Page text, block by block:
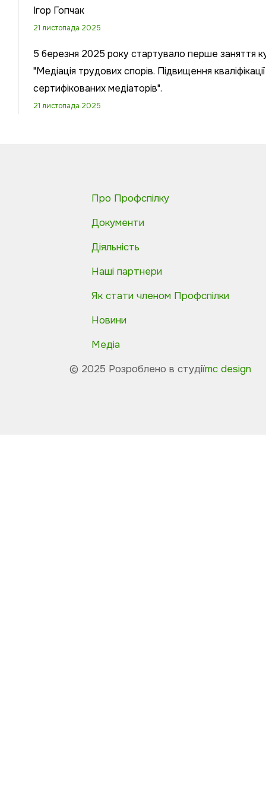
Ігор Гопчак
21 листопада 2025
5 березня 2025 року стартувало перше заняття
"Медіація трудових спорів. Підвищення кваліфікації
сертифікованих медіаторів".
21 листопада 2025
Про Профспілку
Документи
Діяльність
Наші партнери
Як стати членом Профспілки
Новини
Медіа
© 2025 Розроблено в студіїmc design